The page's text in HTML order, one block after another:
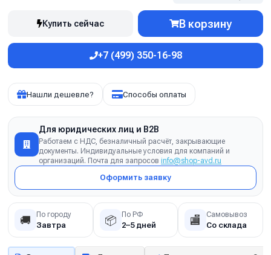
Купить сейчас В корзину
+7 (499) 350-16-98
Нашли дешевле? Способы оплаты
Для юридических лиц и B2B
Работаем с НДС, безналичный расчёт, закрывающие
документы. Индивидуальные условия для компаний и
организаций. Почта для запросов info@shop-avd.ru
Оформить заявку
🚚 По городу
Завтра 📦 По РФ
2–5 дней 🏬 Самовывоз
Со склада